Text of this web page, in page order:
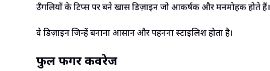
उँगलियों के टिप्स पर बने खास डिज़ाइन जो आकर्षक और मनमोहक होते हैं।
वे डिज़ाइन जिन्हें बनाना आसान और पहनना स्टाइलिश होता है।
फुल फिंगर कवरेज